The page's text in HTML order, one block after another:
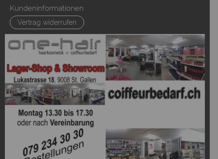
Kundeninformationen
Vertrag widerrufen